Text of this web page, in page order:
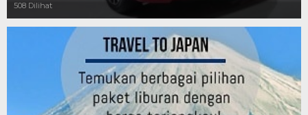
508 Dilihat